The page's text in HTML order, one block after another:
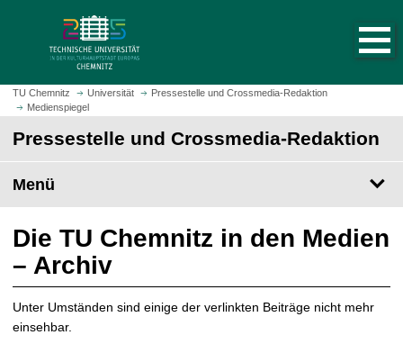
m
H
t
s
i
e
a
u
f
r
u
f
e
TU Chemnitz Universität
Pressestelle und Crossmedia-Redaktion
Medienspiegel
Pressestelle und Crossmedia-Redaktion
Menü
Die TU Chemnitz in den Medien
– Archiv
Unter Umständen sind einige der verlinkten Beiträge nicht mehr
einsehbar.